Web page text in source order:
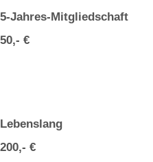
5-Jahres-Mitgliedschaft
50,- €
Lebenslang
200,- €